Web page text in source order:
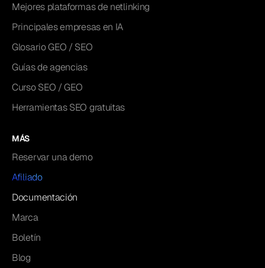
Mejores plataformas de netlinking
Principales empresas en IA
Glosario GEO / SEO
Guías de agencias
Curso SEO / GEO
Herramientas SEO gratuitas
MÁS
Reservar una demo
Afiliado
Documentación
Marca
Boletín
Blog